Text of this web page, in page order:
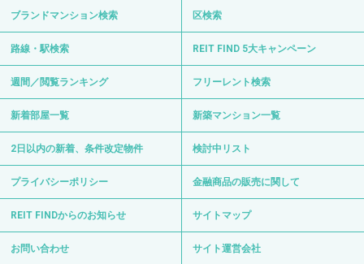
ブランドマンション検索 区検索
路線・駅検索 REIT FIND 5大キャンペーン
週間／閲覧ランキング フリーレント検索
新着部屋一覧 新築マンション一覧
2日以内の新着、条件改定物件 検討中リスト
プライバシーポリシー 金融商品の販売に関して
REIT FINDからのお知らせ サイトマップ
お問い合わせ サイト運営会社